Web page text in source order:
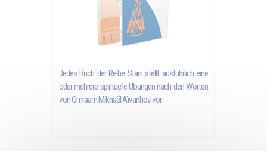
Jedes Buch der Reihe Stani stellt ausführlich eine
oder mehrere spirituelle Übungen nach den Worten
vonOmraam Mikhaël Aïvanhovvor.